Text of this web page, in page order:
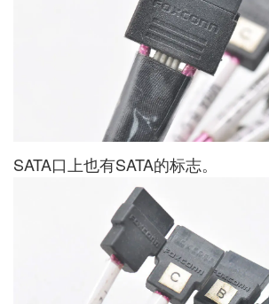
SATA口上也有SATA的标志。